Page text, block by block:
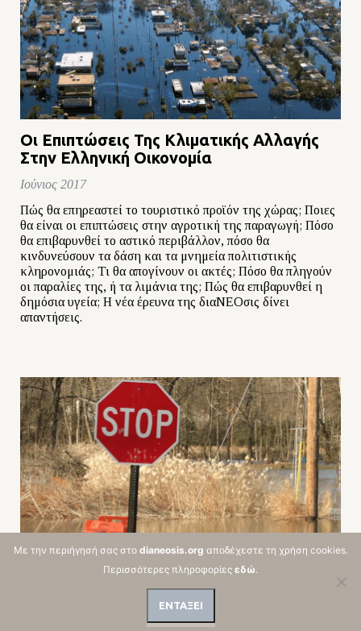
Οι Επιπτώσεις Της Κλιματικής Αλλαγής
Στην Ελληνική Οικονομία
Ιούνιος 2017
Πώς θα επηρεαστεί το τουριστικό προϊόν της χώρας; Ποιες
θα είναι οι επιπτώσεις στην αγροτική της παραγωγή; Πόσο
θα επιβαρυνθεί το αστικό περιβάλλον, πόσο θα
κινδυνεύσουν τα δάση και τα μνημεία πολιτιστικής
κληρονομιάς; Τι θα απογίνουν οι ακτές; Πόσο θα πληγούν
οι παραλίες της, ή τα λιμάνια της; Πώς θα επιβαρυνθεί η
δημόσια υγεία; Η νέα έρευνα της διαΝΕΟσις δίνει
απαντήσεις.
Η Ελλάδα Και Η Παγκόσμια Προσπάθεια
Με την περιήγησή σας στο dianeosis.org αποδέχεστε τη χρήση cookies.
Περισσότερες πληροφορίες εδώ.
ΕΝΤΑΞΕΙ